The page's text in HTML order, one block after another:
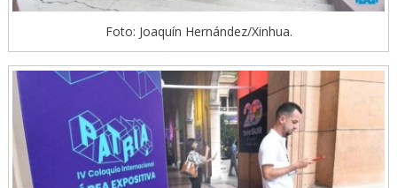
Foto: Joaquín Hernández/Xinhua.